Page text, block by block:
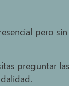
pero
preguntar